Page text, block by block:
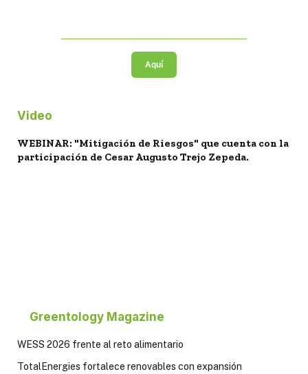
Aquí
Video
WEBINAR: "Mitigación de Riesgos" que cuenta con la
participación de Cesar Augusto Trejo Zepeda.
Greentology Magazine
WESS 2026 frente al reto alimentario
TotalEnergies fortalece renovables con expansión